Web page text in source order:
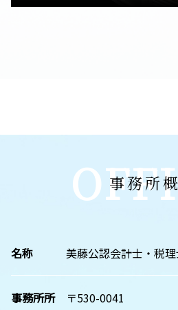
事務所
名称 美藤公認会計士・税
事務所所
〒530-0041